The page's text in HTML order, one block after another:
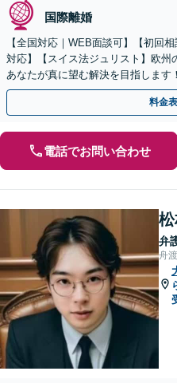
国際離婚
【全国対応｜WEB面談可】【初回
対応】【スイス法ジュリスト】欧州
あなたが真に望む解決を目指します
やかな連絡と粘り強い交渉を徹底【
料金
電話でお問い合わせ
弁
舟